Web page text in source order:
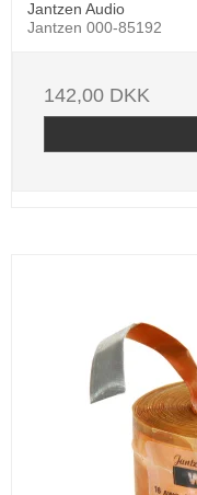
Jantzen Audio
Jantzen 000-85192
142,00 DKK